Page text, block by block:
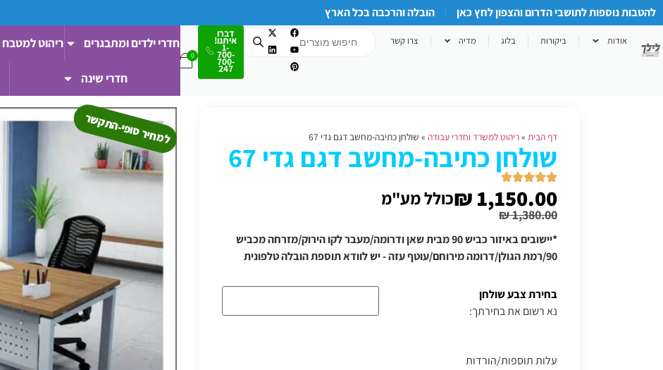
להטבות נוספות לתושבי הדרום והצפון לחץ כאן הובלה והרכבה בכל הארץ
אודות ביקורות בלוג מדיה צרו קשר
דברו
איתנו!
1-
700-
700-
247
חדרי ילדים ומתבגרים ריהוט למטבח
חדרי שינה
דף הבית »ריהוט למשרד וחדרי עבודה » שולחן כתיבה-מחשב דגם גדי 67
שולחן כתיבה-מחשב דגם גדי 67
₪1,380.00
₪ 1,150.00 כולל מע"מ
*יישובים באיזור כביש 90 מבית שאן ודרומה/מעבר לקו הירוק/מזרחה מכביש
90/רמת הגולן/דרומה מירוחם/עוטף עזה - יש לוודא תוספת הובלה טלפונית
בחירת צבע שולחן
נא רשום את בחירתך:
עלות תוספות/הורדות
למחיר סופי-התקשר